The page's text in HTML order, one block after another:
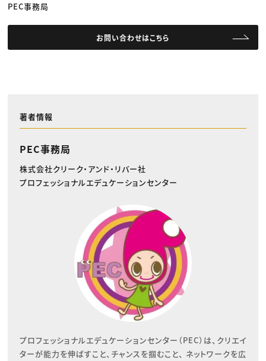
PEC事務局
お問い合わせはこちら
著者情報
PEC事務局
株式会社クリーク・アンド・リバー社
プロフェッショナルエデュケーションセンター
プロフェッショナルエデュケーションセンター（PEC）は、クリエイ
ターが能力を伸ばすこと、チャンスを掴むこと、 ネットワークを広